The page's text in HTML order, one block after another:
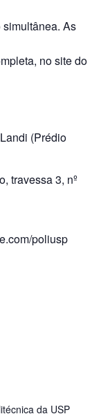
simultânea. As
no site do
(Prédio
travessa 3, nº
poliusp
da USP